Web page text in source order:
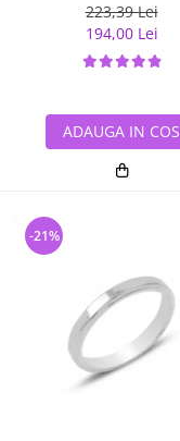
223,39 Lei
194,00 Lei
ADAUGA IN COS
-21%